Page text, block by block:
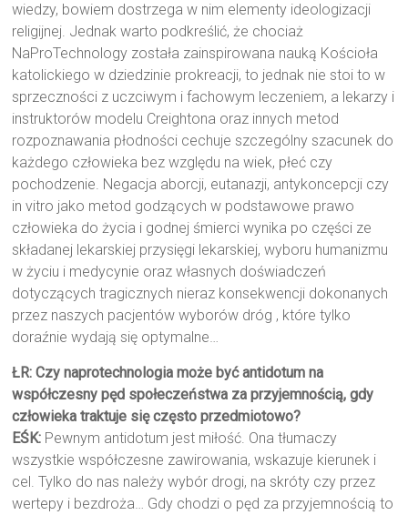
wiedzy, bowiem dostrzega w nim elementy ideologizacji
religijnej. Jednak warto podkreślić, że chociaż
NaProTechnology została zainspirowana nauką Kościoła
katolickiego w dziedzinie prokreacji, to jednak nie stoi to w
sprzeczności z uczciwym i fachowym leczeniem, a lekarzy i
instruktorów modelu Creightona oraz innych metod
rozpoznawania płodności cechuje szczególny szacunek do
każdego człowieka bez względu na wiek, płeć czy
pochodzenie. Negacja aborcji, eutanazji, antykoncepcji czy
in vitro jako metod godzących w podstawowe prawo
człowieka do życia i godnej śmierci wynika po części ze
składanej lekarskiej przysięgi lekarskiej, wyboru humanizmu
w życiu i medycynie oraz własnych doświadczeń
dotyczących tragicznych nieraz konsekwencji dokonanych
przez naszych pacjentów wyborów dróg , które tylko
doraźnie wydają się optymalne…
ŁR: Czy naprotechnologia może być antidotum na
współczesny pęd społeczeństwa za przyjemnością, gdy
człowieka traktuje się często przedmiotowo?
EŚK: Pewnym antidotum jest miłość. Ona tłumaczy
wszystkie współczesne zawirowania, wskazuje kierunek i
cel. Tylko do nas należy wybór drogi, na skróty czy przez
wertepy i bezdroża… Gdy chodzi o pęd za przyjemnością to